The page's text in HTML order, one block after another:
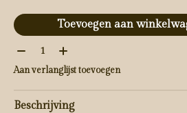
Toevoegen aan
Aantal:
Aan verlanglijst toevoegen
Beschrijving